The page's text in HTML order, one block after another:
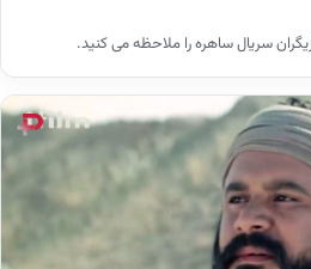
سریال ساهره را ملاحظه می کنید.